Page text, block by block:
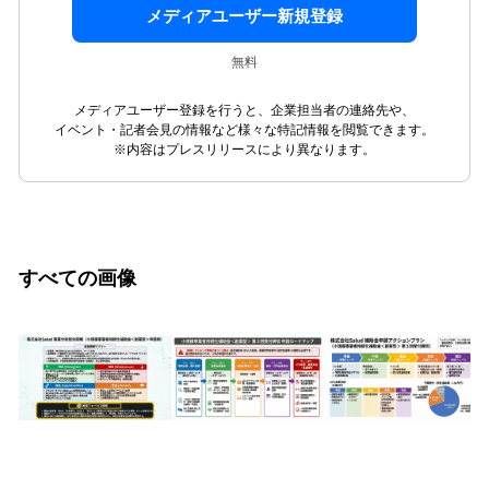
メディアユーザー新規登録
無料
メディアユーザー登録を行うと、企業担当者の連絡先や、
イベント・記者会見の情報など様々な特記情報を閲覧できます。
※内容はプレスリリースにより異なります。
すべての画像